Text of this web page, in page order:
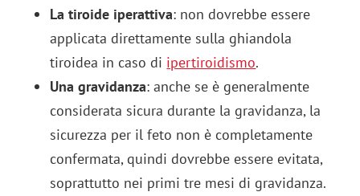
La tiroide iperattiva: non dovrebbe essere
applicata direttamente sulla ghiandola
tiroidea in caso di ipertiroidismo.
Una gravidanza: anche se è generalmente
considerata sicura durante la gravidanza, la
sicurezza per il feto non è completamente
confermata, quindi dovrebbe essere evitata,
soprattutto nei primi tre mesi di gravidanza.